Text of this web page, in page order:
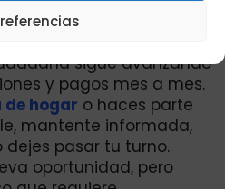
sigue avanzando
y pagos mes a mes.
de hogar o haces parte
mantente informada,
pasar tu turno.
oportunidad, pero